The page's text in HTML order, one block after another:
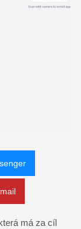
má za cíl